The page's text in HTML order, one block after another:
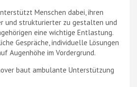
Menschen dabei, ihren
und strukturierter zu gestalten und
eine wichtige Entlastung.
Gespräche, individuelle Lösungen
Augenhöhe im Vordergrund.
baut ambulante Unterstützung